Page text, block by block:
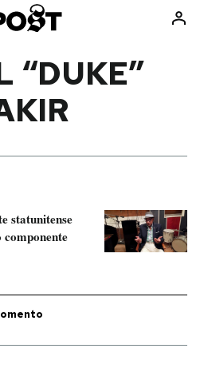
Libri
Ok Boomer!
Altrecose
“DUKE”
statunitense